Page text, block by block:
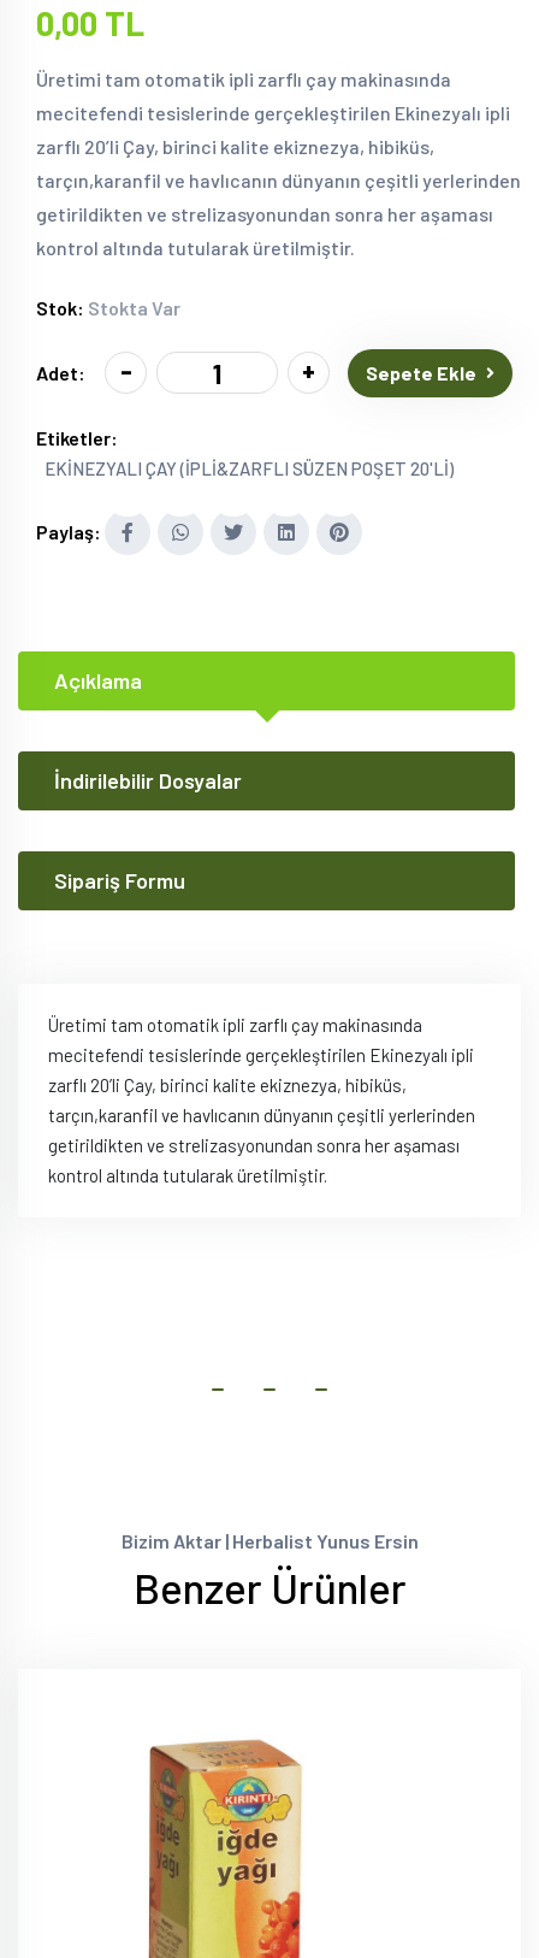
0,00 TL
Üretimi tam otomatik ipli zarflı çay makinasında
mecitefendi tesislerinde gerçekleştirilen Ekinezyalı ipli
zarflı 20’li Çay, birinci kalite ekiznezya, hibiküs,
tarçın,karanfil ve havlıcanın dünyanın çeşitli yerlerinden
getirildikten ve strelizasyonundan sonra her aşaması
kontrol altında tutularak üretilmiştir.
Stok: Stokta Var
Adet: - + Sepete Ekle
Etiketler:
EKİNEZYALI ÇAY (İPLİ&ZARFLI SÜZEN POŞET 20'Lİ)
Paylaş:
Açıklama
İndirilebilir Dosyalar
Sipariş Formu
Üretimi tam otomatik ipli zarflı çay makinasında
mecitefendi tesislerinde gerçekleştirilen Ekinezyalı ipli
zarflı 20’li Çay, birinci kalite ekiznezya, hibiküs,
tarçın,karanfil ve havlıcanın dünyanın çeşitli yerlerinden
getirildikten ve strelizasyonundan sonra her aşaması
kontrol altında tutularak üretilmiştir.
Bizim Aktar | Herbalist Yunus Ersin
Benzer Ürünler